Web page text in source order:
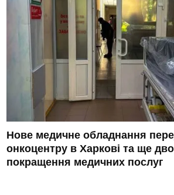
Нове медичне обладнання
онкоцентру в Харкові та ще
покращення медичних послуг